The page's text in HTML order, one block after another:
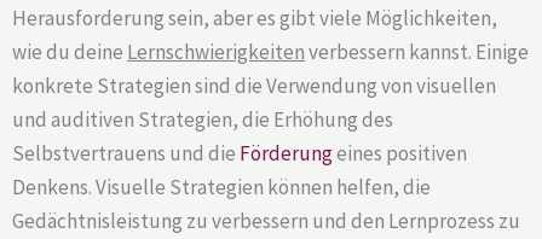
Herausforderung sein, aber es gibt viele Möglichkeiten,
wie du deine Lernschwierigkeitenverbessern kannst. Einige
konkrete Strategien sind die Verwendung von visuellen
und auditiven Strategien, die Erhöhung des
Selbstvertrauens und die Förderungeines positiven
Denkens. Visuelle Strategien können helfen, die
Gedächtnisleistung zu verbessern und den Lernprozess zu